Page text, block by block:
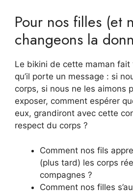
Pour nos filles (et
changeons la
Le bikini de cette maman fait
qu’il porte un message : si
corps, si nous ne les aimons
exposer, comment espérer
eux, grandiront avec cette
respect du corps ?
Comment nos fils
(plus tard) les corps
compagnes ?
Comment nos filles